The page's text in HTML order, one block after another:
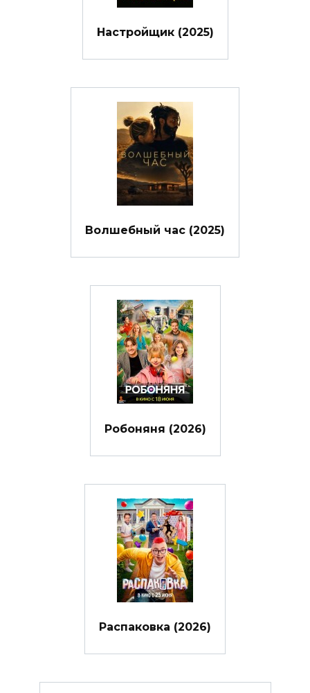
Настройщик (2025)
Волшебный час (2025)
Робоняня (2026)
Распаковка (2026)